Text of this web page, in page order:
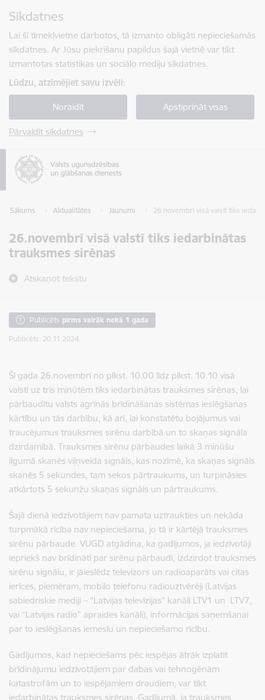
Sīkdatnes
Lai šī tīmekļvietne darbotos, tā izmanto obligāti nepieciešamās
sīkdatnes. Ar Jūsu piekrišanu papildus šajā vietnē var tikt
izmantotas statistikas un sociālo mediju sīkdatnes.
Lūdzu, atzīmējiet savu izvēli:
Noraidīt Apstiprināt visas
Pārvaldīt sīkdatnes
Sākums Aktualitātes Jaunumi 26.novembrī visā valstī tiks
26.novembrī visā valstī tiks iedarbinātas
trauksmes sirēnas
Atskaņot tekstu
Publicēts pirms vairāk nekā 1 gada
Publicēts: 20.11.2024.
Šī gada 26.novembrī no plkst. 10.00 līdz plkst. 10.10 visā
valstī uz trīs minūtēm tiks iedarbinātas trauksmes sirēnas, lai
pārbaudītu valsts agrīnās brīdināšanas sistēmas ieslēgšanas
kārtību un tās darbību, kā arī, lai konstatētu bojājumus vai
traucējumus trauksmes sirēnu darbībā un to skaņas signāla
dzirdamībā. Trauksmes sirēnu pārbaudes laikā 3 minūšu
ilgumā skanēs viļņveida signāls, kas nozīmē, ka skaņas signāls
skanēs 5 sekundes, tam sekos pārtraukums, un turpināsies
atkārtots 5 sekunžu skaņas signāls un pārtraukums.
Šajā dienā iedzīvotājiem nav pamata uztraukties un nekāda
turpmākā rīcība nav nepieciešama, jo tā ir kārtējā trauksmes
sirēnu pārbaude. VUGD atgādina, ka gadījumos, ja iedzīvotāji
iepriekš nav brīdināti par sirēnu pārbaudi, izdzirdot trauksmes
sirēnu signālu, ir jāieslēdz televizors un radioaparāts vai citas
ierīces, piemēram, mobilo telefonu radiouztvērēji (Latvijas
sabiedriskie mediji – “Latvijas televīzijas” kanāli LTV1 un LTV7,
vai “Latvijas radio” apraides kanāli), informācijas saņemšanai
par to ieslēgšanas iemeslu un nepieciešamo rīcību.
Gadījumos, kad nepieciešams pēc iespējas ātrāk izplatīt
brīdinājumu iedzīvotājiem par dabas vai tehnogēnām
katastrofām un to iespējamiem draudiem, var tikt
iedarbinātas trauksmes sirēnas. Gadījumā, ja trauksmes